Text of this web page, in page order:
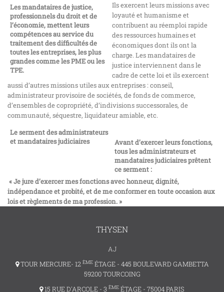
Les mandataires de justice,
professionnels du droit et de
l’économie, mettent leurs
compétences au service du
traitement des difficultés de
toutes les entreprises, les plus
grandes comme les PME ou les
TPE.
Ils exercent leurs missions avec
loyauté et humanisme et
contribuent au réemploi rapide
des ressources humaines et
économiques dont ils ont la
charge. Les mandataires de
justice interviennent dans le
cadre de cette loi et ils exercent
aussi d’autres missions utiles aux entreprises : conseil,
administrateur provisoire de sociétés, de fonds de commerce,
d’ensembles de copropriété, d’indivisions successorales, de
communauté, séquestre, liquidateur amiable, etc.
Le serment des administrateurs
et mandataires judiciaires
Avant d’exercer leurs fonctions,
tous les administrateurs et
mandataires judiciaires prêtent
ce serment :
« Je jure d’exercer mes fonctions avec honneur, dignité,
indépendance et probité, et de me conformer en toute occasion aux
lois et règlements de ma profession. »
THYSEN
AJ
TOUR MERCURE- 12 ÈMEÉTAGE - 445 BOULEVARD GAMBETTA
59200 TOURCOING
15 RUE D'ARCOLE - 3 ÈME ÉTAGE - 75004 PARIS